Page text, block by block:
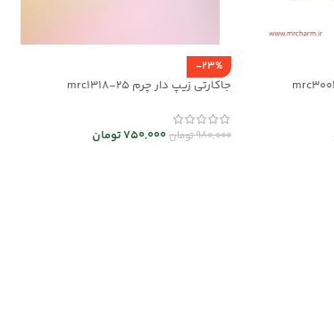
-23%
جاکارتی زیپ دار چرم mrc1318-25
980,000تومان750,000تومان